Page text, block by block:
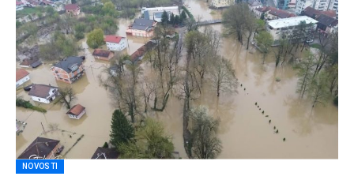
NOVOSTI